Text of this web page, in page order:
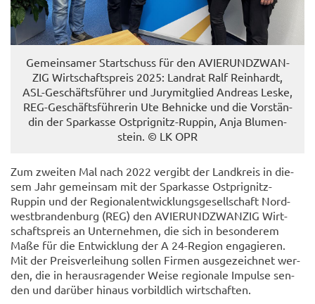
Ge­mein­sa­mer Start­schuss für den AVIER­UND­ZWAN­
ZIG Wirt­schafts­preis 2025: Land­rat Ralf Rein­hardt,
ASL-​Geschäftsführer und Ju­ry­mit­glied An­dre­as Leske,
REG-​Geschäftsführerin Ute Beh­ni­cke und die Vor­stän­
din der Spar­kas­se Ostprignitz-​Ruppin, Anja Blu­men­
stein. © LK OPR
Zum zwei­ten Mal nach 2022 ver­gibt der Land­kreis in die­
sem Jahr ge­mein­sam mit der Spar­kas­se Ostprignitz-​
Ruppin und der Re­gio­nal­ent­wick­lungs­ge­sell­schaft Nord­
west­bran­den­burg (REG) den AVIER­UND­ZWAN­ZIG Wirt­
schafts­preis an Un­ter­neh­men, die sich in be­son­de­rem
Maße für die Ent­wick­lung der A 24-​Region en­ga­gie­ren.
Mit der Preis­ver­lei­hung sol­len Fir­men aus­ge­zeich­net wer­
den, die in her­aus­ra­gen­der Weise re­gio­na­le Im­pul­se sen­
den und dar­über hin­aus vor­bild­lich wirt­schaf­ten.